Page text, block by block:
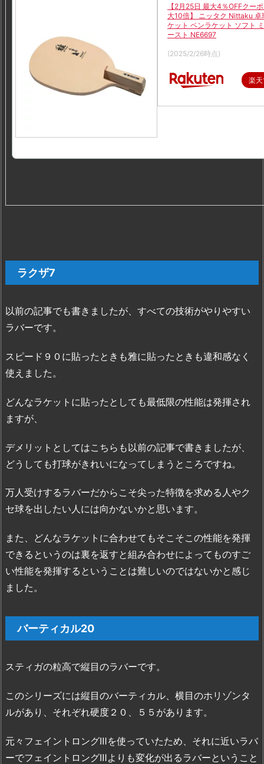
【2月25日 最大4％OFFクー
大10倍】 ニッタク Nittaku 卓
ケット ペンラケット ソフト
ースト NE6697
(2025/2/26時点)
楽
ラクザ7
以前の記事でも書きましたが、すべての技術がやりやすい
ラバーです。
スピード９０に貼ったときも雅に貼ったときも違和感なく
使えました。
どんなラケットに貼ったとしても最低限の性能は発揮され
ますが、
デメリットとしてはこちらも以前の記事で書きましたが、
どうしても打球がきれいになってしまうところですね。
万人受けするラバーだからこそ尖った特徴を求める人やク
セ球を出したい人には向かないかと思います。
また、どんなラケットに合わせてもそこそこの性能を発揮
できるというのは裏を返すと組み合わせによってものすご
い性能を発揮するということは難しいのではないかと感じ
ました。
バーティカル20
スティガの粒高で縦目のラバーです。
このシリーズには縦目のバーティカル、横目のホリゾンタ
ルがあり、それぞれ硬度２０、５５があります。
元々フェイントロングⅢを使っていたため、それに近いラバ
ーでフェイントロングⅢよりも変化が出るラバーということ